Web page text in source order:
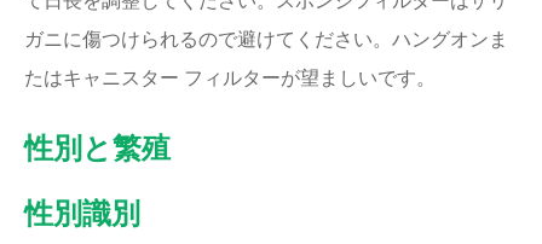
ガニに傷つけられるので避けてください。ハングオンま
たはキャニスター フィルターが望ましいです。
性別と繁殖
性別識別